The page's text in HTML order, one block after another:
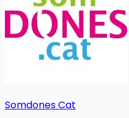
Somdones Cat